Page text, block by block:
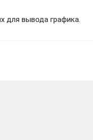
для вывода графика.